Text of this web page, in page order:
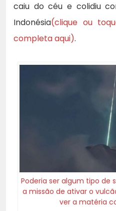
caiu do céu e colidiu
Indonésia(clique ou
completa aqui).
Poderia ser algum tipo de
a missão de ativar o
ver a matéria